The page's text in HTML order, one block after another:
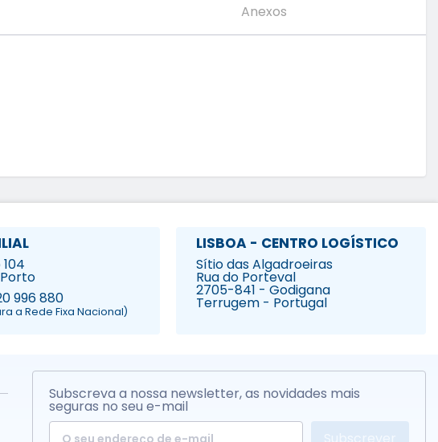
Anexos
996 880
a Rede Fixa Nacional)
LISBOA - CENTRO LOGÍSTICO
Sítio das Algadroeiras
Rua do Porteval
2705-841 - Godigana
Terrugem - Portugal
Subscreva a nossa newsletter, as novidades mais
seguras no seu e-mail
Subscrever